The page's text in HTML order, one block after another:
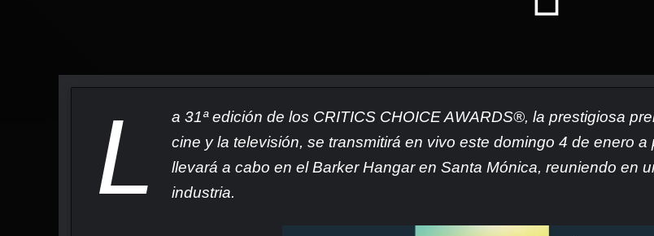
L
a 31ª edición de los CRITICS CHOICE AWARDS®, la prestigiosa
cine y la televisión, se transmitirá en vivo este domingo 4 de enero
llevará a cabo en el Barker Hangar en Santa Mónica, reuniendo en
industria.